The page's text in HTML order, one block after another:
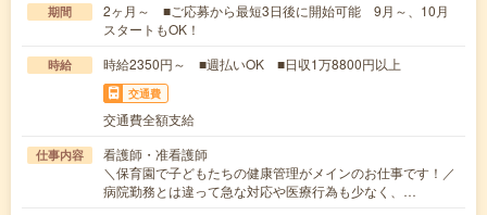
期間
2ヶ月～ ■ご応募から最短3日後に開始可能 9月～、10月
スタートもOK！
時給 時給2350円～ ■週払いOK ■日収1万8800円以上
交通費
交通費全額支給
仕事内容
看護師・准看護師
＼保育園で子どもたちの健康管理がメインのお仕事です！／
病院勤務とは違って急な対応や医療行為も少なく、…